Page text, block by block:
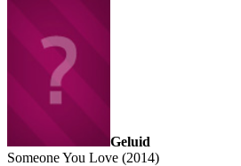
Geluid
Someone You Love (2014)